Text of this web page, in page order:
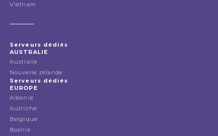
Vietnam
Serveurs dédiés
AUSTRALIE
Australie
Nouvelle zélande
Serveurs dédiés
EUROPE
Albanie
Autriche
Belgique
Bosnie